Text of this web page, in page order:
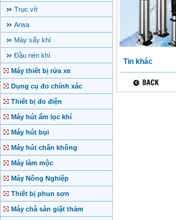
Trục vít
Arwa
Máy sấy khí
Đầu nén khí
Máy thiết bị rửa xe
Dụng cụ đo chính xác
Thiết bị đo điện
Máy hút ẩm lọc khí
Máy hút bụi
Máy hút chân không
Máy làm mộc
Máy Nông Nghiệp
Thiết bị phun sơn
Máy chà sàn giặt thảm
Tin khác